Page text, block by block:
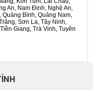
An, Nam Định, Nghệ An,
Quảng Bình, Quảng Nam,
Sơn La, Tây Ninh,
Giang, Trà Vinh, Tuyên